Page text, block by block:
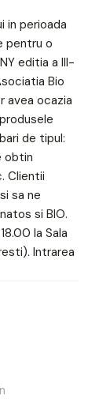
in perioada
pentru o
editia a III-
Bio
avea ocazia
de tipul:
obtin
Clientii
sa ne
si BIO.
la Sala
Intrarea